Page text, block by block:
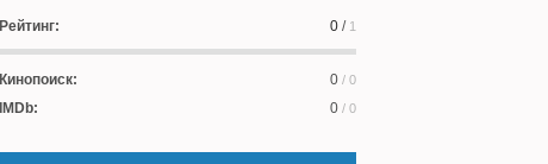
Рейтинг: 0/ 1
Кинопоиск: 0 / 0
IMDb: 0 / 0